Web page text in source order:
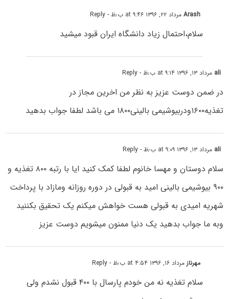
Arashمرداد ۲۲, ۱۳۹۶ at ۹:۴۶ ب٫ظ - Reply
سلام،احتمال زیاد دانشگاه ایران قبود میشید
ali مرداد ۱۳, ۱۳۹۶ at ۹:۱۴ ب٫ظ - Reply
در ضمن دوست عزیز به نظر من اخرین مجاز در
تغذیه۱۶۰۰ودربیوشیمى بالینى۱۸۰۰ می باشد لطفا جواب بدهید
ali مرداد ۱۳, ۱۳۹۶ at ۹:۰۹ ب٫ظ - Reply
سلام دوستان و مهسا خانوم لطفا کمک کنید ایا با رتبه ۸۰۰ تغذیه و
۹۰۰ بیوشیمى بالینى امید به قبولى در دوره روزانه ومازاد با پرداخت
شهریه امیدى به قبولى هست خواهش میکنم یک تحقیق بکننید
وبه ما جواب بدهید یک دنیا ممنون میشویم دوست عزیز
مهرناز مرداد ۱۶, ۱۳۹۶ at ۴:۵۴ ب٫ظ - Reply
سلام تغذیه نه من خودم پارسال با ۴۰۰ قبول نشدم ولی